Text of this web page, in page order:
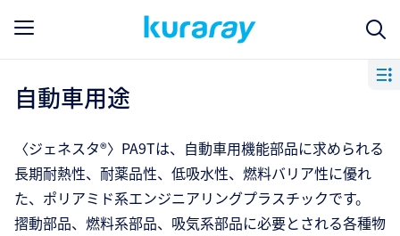
自動車用途
〈ジェネスタ®〉PA9Tは、自動車用機能部品に求められる
長期耐熱性、耐薬品性、低吸水性、燃料バリア性に優れ
た、ポリアミド系エンジニアリングプラスチックです。
摺動部品、燃料系部品、吸気系部品に必要とされる各種物